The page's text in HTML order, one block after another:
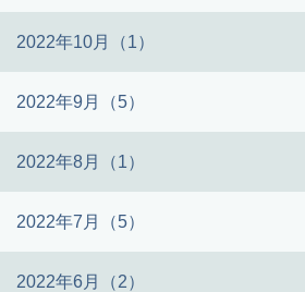
2022年10月（1）
2022年9月（5）
2022年8月（1）
2022年7月（5）
2022年6月（2）